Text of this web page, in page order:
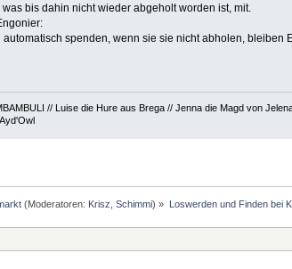
bis dahin nicht wieder abgeholt worden ist, mit.
spenden, wenn sie sie nicht abholen,
// Luise die Hure aus Brega // Jenna die Magd von
(Moderatoren: Krisz ,Schimmi) » Loswerden und Finden bei